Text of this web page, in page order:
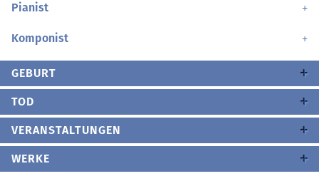
Pianist
Komponist
GEBURT
TOD
VERANSTALTUNGEN
WERKE